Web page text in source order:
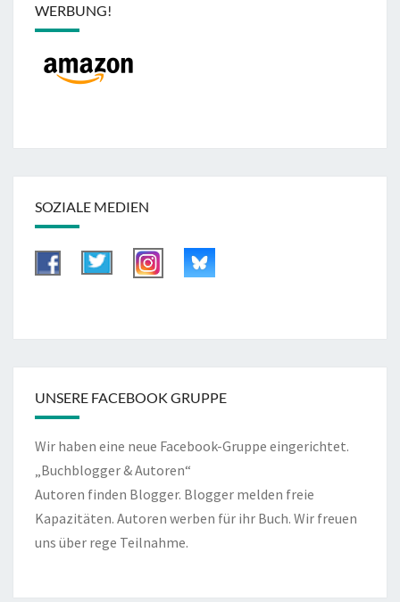
WERBUNG!
SOZIALE MEDIEN
UNSERE FACEBOOK GRUPPE
Wir haben eine neue Facebook-Gruppe eingerichtet.
„Buchblogger & Autoren“
Autoren finden Blogger. Blogger melden freie
Kapazitäten. Autoren werben für ihr Buch. Wir freuen
uns über rege Teilnahme.